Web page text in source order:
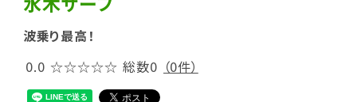
波乗り最高！
0.0 ☆☆☆☆☆ 総数0 （0件）